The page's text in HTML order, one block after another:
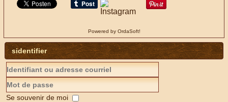
Powered by OrdaSoft!
sidentifier
Se souvenir de moi